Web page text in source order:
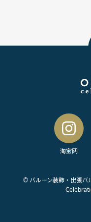
淘宝网
© バルーン装飾・出張バ